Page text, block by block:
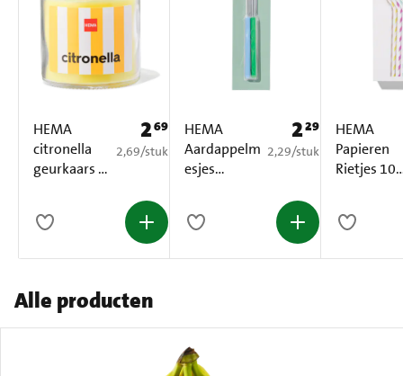
HEMA
citronella
geurkaars in
Prijs: € 2,69
269
€ 2,69 per stuk
2,69/stuk
HEMA
Aardappelm
esjes
Prijs: € 2,29
229
€ 2,29 per stuk
2,29/stuk
HEMA
Papieren
Rietjes 100
Alle producten